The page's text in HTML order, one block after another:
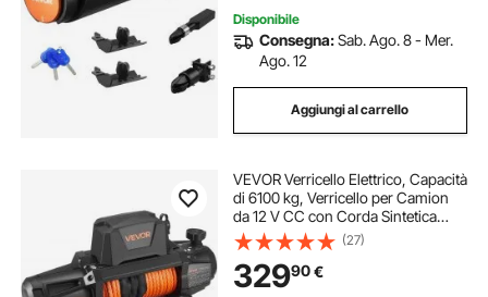
Disponibile
Consegna:Sab. Ago. 8 - Mer.
Ago. 12
Aggiungi al carrello
VEVOR Verricello Elettrico, Capacità
di 6100 kg, Verricello per Camion
da 12 V CC con Corda Sintetica
Φ9,5 mm x 28 m, Telecomando
Wireless e Cablato, IP68 per il
Traino di SUV, Jeep, Rimorchi
(27)
32990€